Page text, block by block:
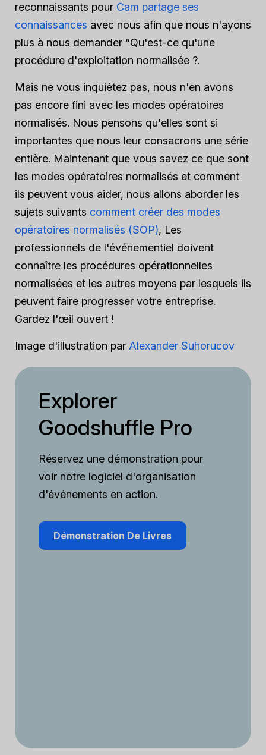
reconnaissants pour Cam partage ses
connaissances avec nous afin que nous n'ayons
plus à nous demander “Qu'est-ce qu'une
procédure d'exploitation normalisée ?.
Mais ne vous inquiétez pas, nous n'en avons
pas encore fini avec les modes opératoires
normalisés. Nous pensons qu'elles sont si
importantes que nous leur consacrons une série
entière. Maintenant que vous savez ce que sont
les modes opératoires normalisés et comment
ils peuvent vous aider, nous allons aborder les
sujets suivants comment créer des modes
opératoires normalisés (SOP), Les
professionnels de l'événementiel doivent
connaître les procédures opérationnelles
normalisées et les autres moyens par lesquels ils
peuvent faire progresser votre entreprise.
Gardez l'œil ouvert !
Image d'illustration par Alexander Suhorucov
Explorer
Goodshuffle Pro
Réservez une démonstration pour
voir notre logiciel d'organisation
d'événements en action.
Démonstration De Livres